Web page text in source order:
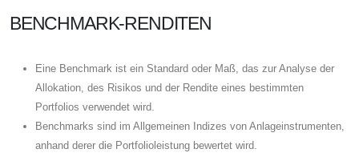
BENCHMARK-RENDITEN
Eine Benchmark ist ein Standard oder Maß, das zur Analyse der
Allokation, des Risikos und der Rendite eines bestimmten
Portfolios verwendet wird.
Benchmarks sind im Allgemeinen Indizes von Anlageinstrumenten,
anhand derer die Portfolioleistung bewertet wird.